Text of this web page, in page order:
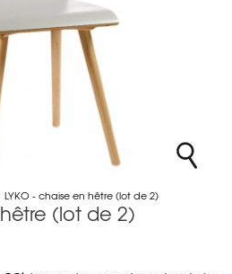
LYKO - chaise en hêtre (lot de 2)
(lot de 2)